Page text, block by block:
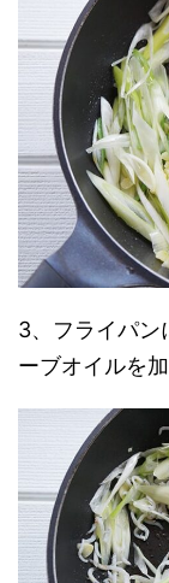
3、フライパン
ーブオイルを